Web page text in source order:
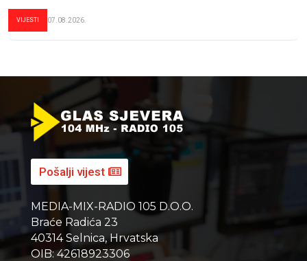
VIJESTI 07.08.2026.
Pošalji vijest
MEDIA-MIX-RADIO 105 D.O.O.
Braće Radića 23
40314 Selnica, Hrvatska
OIB: 42618923306